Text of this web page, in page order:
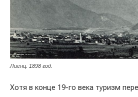
Лиенц. 1898 год.
Хотя в конце 19-го века туризм